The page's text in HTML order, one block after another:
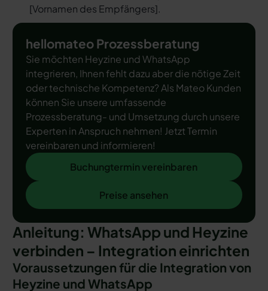
[Vornamen des Empfängers].
hellomateo Prozessberatung
Sie möchten Heyzine und WhatsApp
integrieren, Ihnen fehlt dazu aber die nötige Zeit
oder technische Kompetenz? Als Mateo Kunden
können Sie unsere umfassende
Prozessberatung- und Umsetzung durch unsere
Experten in Anspruch nehmen! Jetzt Termin
vereinbaren und informieren!
Buchungtermin vereinbaren
Buchungtermin vereinbaren
Preise ansehen
Preise ansehen
Anleitung: WhatsApp und Heyzine
verbinden – Integration einrichten
Voraussetzungen für die Integration von
Heyzine und WhatsApp